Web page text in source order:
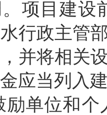
项目建设
行政主管
并将相关
应当列入
励单位和个